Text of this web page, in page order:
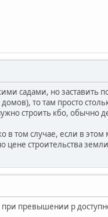
садами, но заставить
то там просто
строить кбо, обычно
в том случае, если в
строительства
превышении р